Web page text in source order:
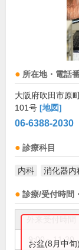
所在地・電話
大阪府吹田市原
101号 [地図]
06-6388-2030
診療科目
内科 消化器内
診療/受付時間
9:00～11:30
お盆(8月中